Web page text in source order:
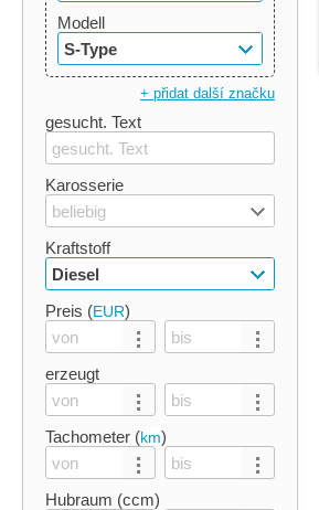
Modell
S-Type
+ přidat další značku
gesucht. Text
Karosserie
beliebig
Kraftstoff
Diesel
Preis (EUR)
erzeugt
Tachometer (km)
Hubraum (ccm)